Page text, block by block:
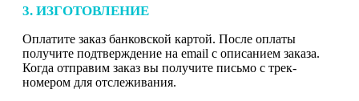
3. ИЗГОТОВЛЕНИЕ
Оплатите заказ банковской картой. После оплаты
получите подтверждение на email с описанием заказа.
Когда отправим заказ вы получите письмо с трек-
номером для отслеживания.